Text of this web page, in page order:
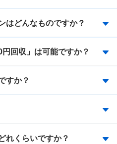
はどんなものですか？
回収」は可能ですか？
すか？
れくらいですか？